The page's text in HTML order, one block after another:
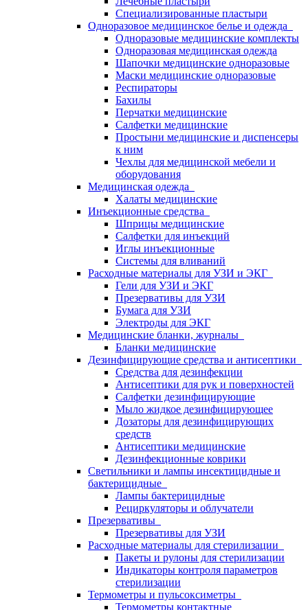
Специализированные пластыри
Одноразовое медицинское белье и одежда
Одноразовые медицинские комплекты
Одноразовая медицинская одежда
Шапочки медицинские одноразовые
Маски медицинские одноразовые
Респираторы
Бахилы
Перчатки медицинские
Салфетки медицинские
Простыни медицинские и диспенсеры
к ним
Чехлы для медицинской мебели и
оборудования
Медицинская одежда
Халаты медицинские
Инъекционные средства
Шприцы медицинские
Салфетки для инъекций
Иглы инъекционные
Системы для вливаний
Расходные материалы для УЗИ и ЭКГ
Гели для УЗИ и ЭКГ
Презервативы для УЗИ
Бумага для УЗИ
Электроды для ЭКГ
Медицинские бланки, журналы
Бланки медицинские
Дезинфицирующие средства и антисептики
Средства для дезинфекции
Антисептики для рук и поверхностей
Салфетки дезинфицирующие
Мыло жидкое дезинфицирующее
Дозаторы для дезинфицирующих
средств
Антисептики медицинские
Дезинфекционные коврики
Светильники и лампы инсектицидные и
бактерицидные
Лампы бактерицидные
Рециркуляторы и облучатели
Презервативы
Презервативы для УЗИ
Расходные материалы для стерилизации
Пакеты и рулоны для стерилизации
Индикаторы контроля параметров
стерилизации
Термометры и пульсоксиметры
Термометры контактные